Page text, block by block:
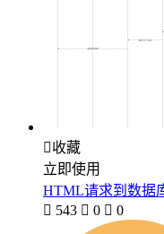
收藏
立即使用
HTML请求到数据
 543  0  0